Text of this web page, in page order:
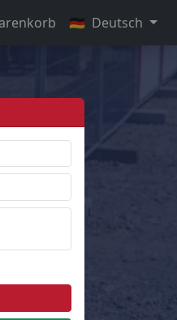
🇩🇪 Deutsch